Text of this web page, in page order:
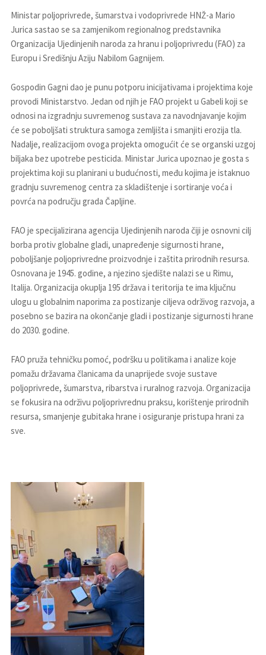
Ministar poljoprivrede, šumarstva i vodoprivrede HNŽ-a Mario
Jurica sastao se sa zamjenikom regionalnog predstavnika
Organizacija Ujedinjenih naroda za hranu i poljoprivredu (FAO) za
Europu i Središnju Aziju Nabilom Gagnijem.
Gospodin Gagni dao je punu potporu inicijativama i projektima koje
provodi Ministarstvo. Jedan od njih je FAO projekt u Gabeli koji se
odnosi na izgradnju suvremenog sustava za navodnjavanje kojim
će se poboljšati struktura samoga zemljišta i smanjiti erozija tla.
Nadalje, realizacijom ovoga projekta omogućit će se organski uzgoj
biljaka bez upotrebe pesticida. Ministar Jurica upoznao je gosta s
projektima koji su planirani u budućnosti, među kojima je istaknuo
gradnju suvremenog centra za skladištenje i sortiranje voća i
povrća na području grada Čapljine.
FAO je specijalizirana agencija Ujedinjenih naroda čiji je osnovni cilj
borba protiv globalne gladi, unapređenje sigurnosti hrane,
poboljšanje poljoprivredne proizvodnje i zaštita prirodnih resursa.
Osnovana je 1945. godine, a njezino sjedište nalazi se u Rimu,
Italija. Organizacija okuplja 195 država i teritorija te ima ključnu
ulogu u globalnim naporima za postizanje ciljeva održivog razvoja, a
posebno se bazira na okončanje gladi i postizanje sigurnosti hrane
do 2030. godine.
FAO pruža tehničku pomoć, podršku u politikama i analize koje
pomažu državama članicama da unaprijede svoje sustave
poljoprivrede, šumarstva, ribarstva i ruralnog razvoja. Organizacija
se fokusira na održivu poljoprivrednu praksu, korištenje prirodnih
resursa, smanjenje gubitaka hrane i osiguranje pristupa hrani za
sve.